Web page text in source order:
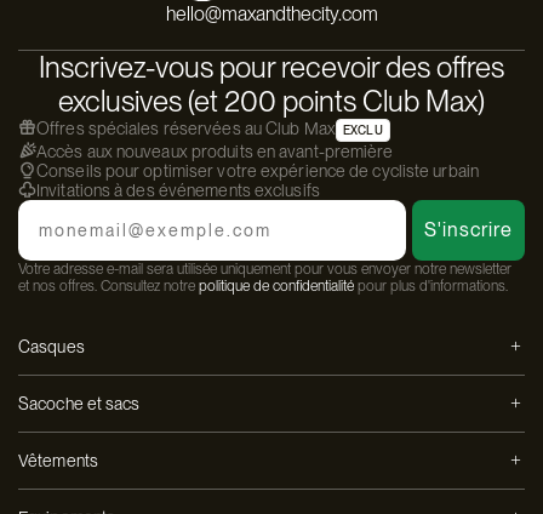
hello@maxandthecity.com
Inscrivez-vous pour recevoir des offres
exclusives (et 200 points Club Max)
Offres spéciales réservées au Club Max EXCLU
Accès aux nouveaux produits en avant-première
Conseils pour optimiser votre expérience de cycliste urbain
Invitations à des événements exclusifs
Email
S'inscrire
Votre adresse e-mail sera utilisée uniquement pour vous envoyer notre newsletter
et nos offres. Consultez notre politique de confidentialité pour plus d'informations.
Casques
Sacoche et sacs
Vêtements